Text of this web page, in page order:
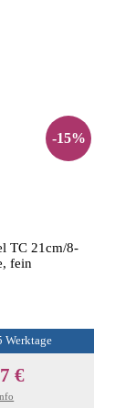
-15%
TC 21cm/8-
fein
Werktage
€